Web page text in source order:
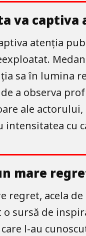
va
atenția
sa în lumina
a observa
ale
intensitatea cu
mare
regret, acela
o sursă de
l-au